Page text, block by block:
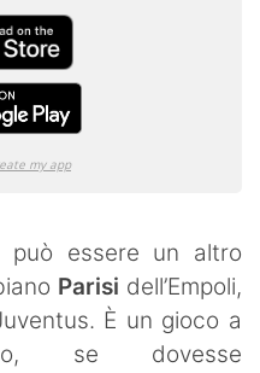
può essere un altro
Parisi dell’Empoli,
È un gioco a
se dovesse